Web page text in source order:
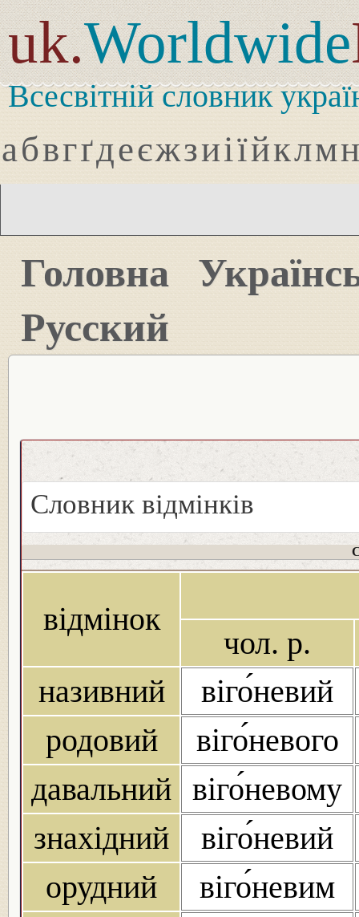
uk.Worldwide
Всесвітній словник
абвгґдеєжзиіїйклмн
Головна
Русский
Словник відмінків
відмінок
чол. р.
називний
віго́невий
родовий
віго́невого
давальний віго́невому
знахідний
віго́невий
орудний
віго́невим